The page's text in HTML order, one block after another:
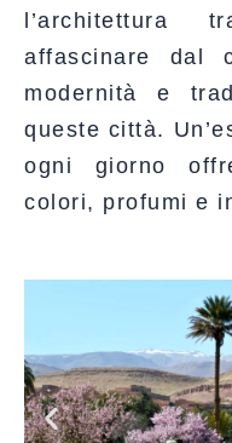
l’architettura
affascinare dal
modernità e
queste città.
ogni giorno
colori, profumi e